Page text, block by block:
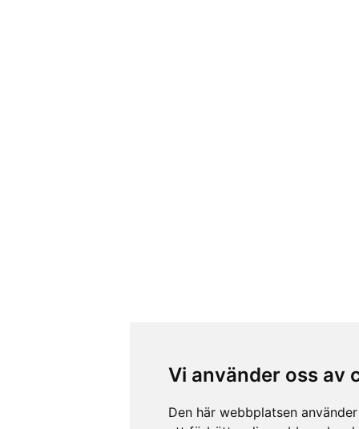
Vi använder oss av
Den här webbplatsen